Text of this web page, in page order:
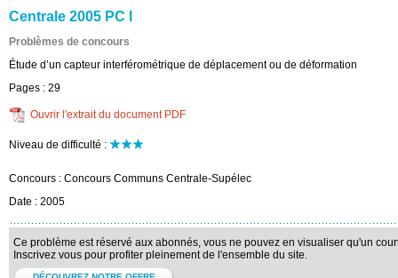
Centrale 2005 PC I
Problèmes de concours
Étude d’un capteur interférométrique de déplacement ou de déformation
Pages : 29
Ouvrir l'extrait du document PDF
Niveau de difficulté :
Concours : Concours Communs Centrale-Supélec
Date : 2005
Ce problème est réservé aux abonnés, vous ne pouvez en visualiser qu'un
Inscrivez vous pour profiter pleinement de l'ensemble du site.